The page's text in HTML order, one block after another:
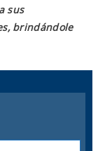
sus
brindándole